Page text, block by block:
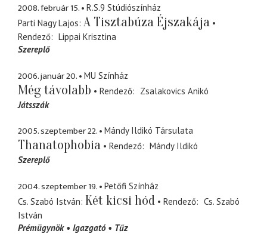
2008. február 15.
R.S.9 Stúdiószínház
Parti Nagy Lajos A Tisztabúza Éjszakája
Rendező
Lippai Krisztina
Szereplő
2006. január 20. MU Színház
Még távolabb Rendező
Zsalakovics Anikó
Játsszák
2005. szeptember 22. Mándy Ildikó Társulata
Thanatophobia Rendező
Mándy Ildikó
Szereplő
2004. szeptember 19.
Petőfi Színház
Cs. Szabó István Két kicsi hód Rendező
Cs. Szabó
István
Prémügynök
Igazgató Tűz